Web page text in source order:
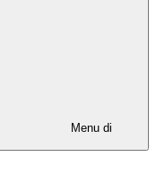
Menu di